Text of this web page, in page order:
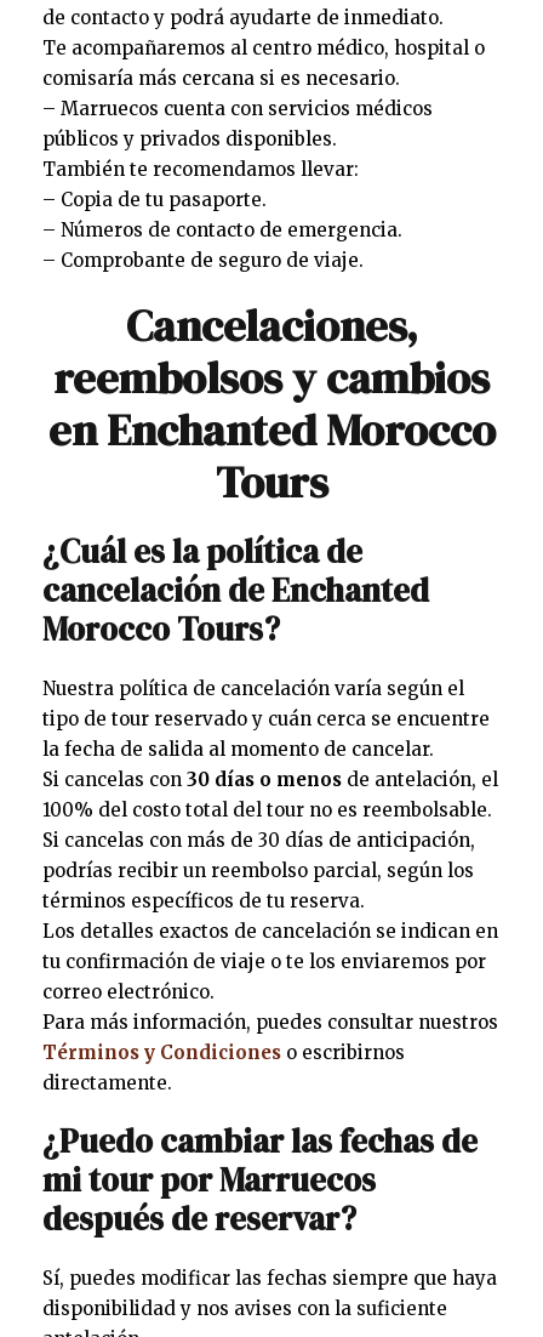
de contacto y podrá ayudarte de inmediato.
Te acompañaremos al centro médico, hospital o
comisaría más cercana si es necesario.
– Marruecos cuenta con servicios médicos
públicos y privados disponibles.
También te recomendamos llevar:
– Copia de tu pasaporte.
– Números de contacto de emergencia.
– Comprobante de seguro de viaje.
Cancelaciones,
reembolsos y cambios
en Enchanted Morocco
Tours
¿Cuál es la política de
cancelación de Enchanted
Morocco Tours?
Nuestra política de cancelación varía según el
tipo de tour reservado y cuán cerca se encuentre
la fecha de salida al momento de cancelar.
Si cancelas con 30 días o menos de antelación, el
100% del costo total del tour no es reembolsable.
Si cancelas con más de 30 días de anticipación,
podrías recibir un reembolso parcial, según los
términos específicos de tu reserva.
Los detalles exactos de cancelación se indican en
tu confirmación de viaje o te los enviaremos por
correo electrónico.
Para más información, puedes consultar nuestros
Términos y Condiciones o escribirnos
directamente.
¿Puedo cambiar las fechas de
mi tour por Marruecos
después de reservar?
Sí, puedes modificar las fechas siempre que haya
disponibilidad y nos avises con la suficiente